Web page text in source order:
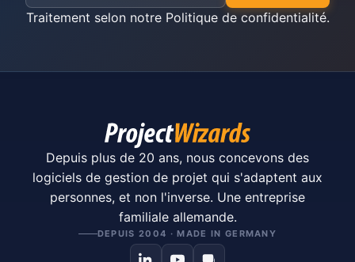
Traitement selon notre Politique de confidentialité.
Depuis plus de 20 ans, nous concevons des
logiciels de gestion de projet qui s'adaptent aux
personnes, et non l'inverse. Une entreprise
familiale allemande.
DEPUIS 2004 · MADE IN GERMANY